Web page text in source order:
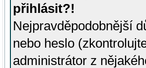
přihlásit?!
Nejpravděpodobnější
nebo heslo
administrátor z